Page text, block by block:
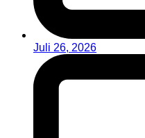
Juli 26, 2026